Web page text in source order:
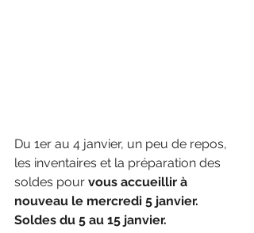
Du 1er au 4 janvier, un peu de repos,
les inventaires et la préparation des
soldes pour vous accueillir à
nouveau le mercredi 5 janvier.
Soldes du 5 au 15 janvier.